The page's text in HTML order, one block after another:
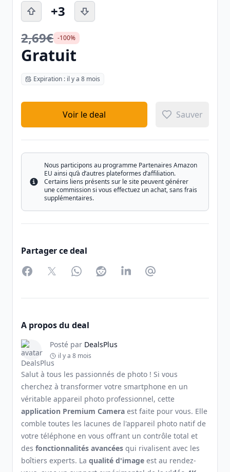
+3
2,69€ -100%
Gratuit
Expiration : il y a 8 mois
Voir le deal Sauver
Info
Nous participons au programme Partenaires Amazon
EU ainsi qu’à d’autres plateformes d’affiliation.
Certains liens présents sur le site peuvent générer
une commission si vous effectuez un achat, sans frais
supplémentaires.
Partager ce deal
FacebookTwitterWhatsAppRedditLinkedInPartager par Email
A propos du deal
Posté par DealsPlus
il y a 8 mois
Salut à tous les passionnés de photo ! Si vous
cherchez à transformer votre smartphone en un
véritable appareil photo professionnel, cette
application Premium Camera est faite pour vous. Elle
comble toutes les lacunes de l'appareil photo natif de
votre téléphone en vous offrant un contrôle total et
des fonctionnalités avancées qui rivalisent avec les
boîtiers experts. La qualité d'image est au rendez-